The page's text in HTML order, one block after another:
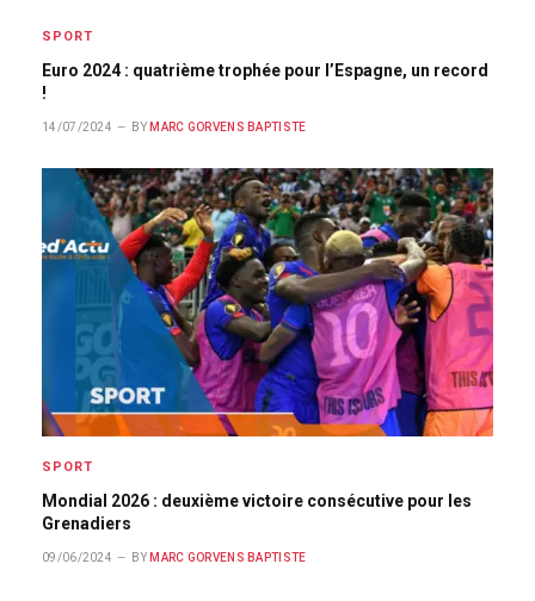
SPORT
Euro 2024 : quatrième trophée pour l’Espagne, un record
!
14/07/2024 BY MARC GORVENS BAPTISTE
SPORT
Mondial 2026 : deuxième victoire consécutive pour les
Grenadiers
09/06/2024 BY MARC GORVENS BAPTISTE